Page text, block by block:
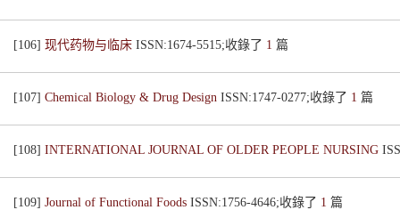
[106] 现代药物与临床 ISSN:1674-5515;收錄了 1 篇
[107] Chemical Biology & Drug Design ISSN:1747-0277;收錄了 1 篇
[108] INTERNATIONAL JOURNAL OF OLDER PEOPLE NURSING
[109] Journal of Functional Foods ISSN:1756-4646;收錄了 1 篇